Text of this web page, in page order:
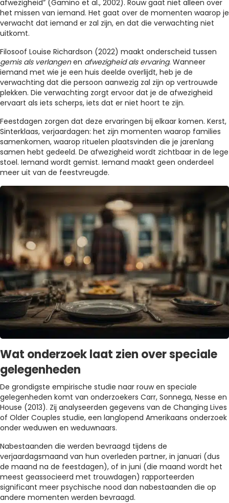
afwezigheid” (Gamino et al., 2002). Rouw gaat niet alleen over
het missen van iemand. Het gaat over de momenten waarop je
verwacht dat iemand er zal zijn, en dat die verwachting niet
uitkomt.
Filosoof Louise Richardson (2022) maakt onderscheid tussen
gemis als verlangenen afwezigheid als ervaring. Wanneer
iemand met wie je een huis deelde overlijdt, heb je de
verwachting dat die persoon aanwezig zal zijn op vertrouwde
plekken. Die verwachting zorgt ervoor dat je de afwezigheid
ervaart als iets scherps, iets dat er niet hoort te zijn.
Feestdagen zorgen dat deze ervaringen bij elkaar komen. Kerst,
Sinterklaas, verjaardagen: het zijn momenten waarop families
samenkomen, waarop rituelen plaatsvinden die je jarenlang
samen hebt gedeeld. De afwezigheid wordt zichtbaar in de lege
stoel. Iemand wordt gemist. Iemand maakt geen onderdeel
meer uit van de feestvreugde.
Wat onderzoek laat zien over speciale
gelegenheden
De grondigste empirische studie naar rouw en speciale
gelegenheden komt van onderzoekers Carr, Sonnega, Nesse en
House (2013). Zij analyseerden gegevens van de Changing Lives
of Older Couples studie, een langlopend Amerikaans onderzoek
onder weduwen en weduwnaars.
Nabestaanden die werden bevraagd tijdens de
verjaardagsmaand van hun overleden partner, in januari (dus
de maand na de feestdagen), of in juni (die maand wordt het
meest geassocieerd met trouwdagen) rapporteerden
significant meer psychische nood dan nabestaanden die op
andere momenten werden bevraagd.